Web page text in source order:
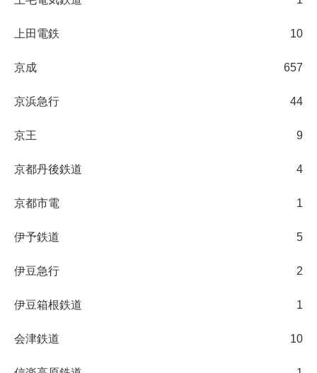
上田電鉄 10
京成 657
京浜急行 44
京王 9
京都丹後鉄道 4
京都市電 1
伊予鉄道 5
伊豆急行 2
伊豆箱根鉄道 1
会津鉄道 10